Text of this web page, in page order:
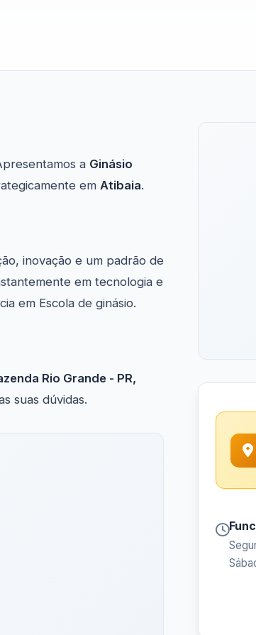
a Ginásio
em Atibaia.
inovação e um padrão de
em tecnologia e
em Escola de ginásio.
Rio Grande - PR,
suas dúvidas.